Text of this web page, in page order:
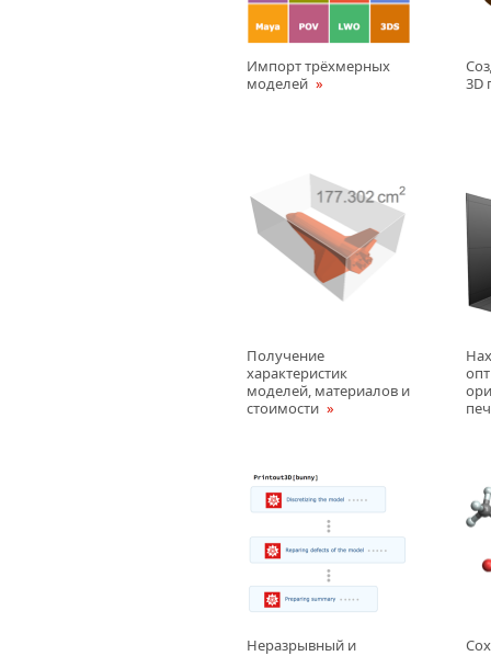
Импорт трёхмерных
моделей
3D
Получение
характеристик
моделей, материалов и
стоимости
Неразрывный и